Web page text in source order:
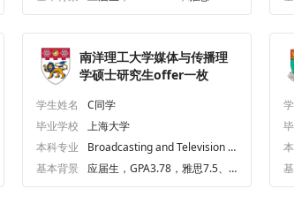
南洋理工大学媒体与传播理
学硕士研究生offer一枚
学生姓名
C同学
毕业学校
上海大学
本科专业
Broadcasting and Television Pl
基本背景
应届生，GPA3.78，雅思7.5、